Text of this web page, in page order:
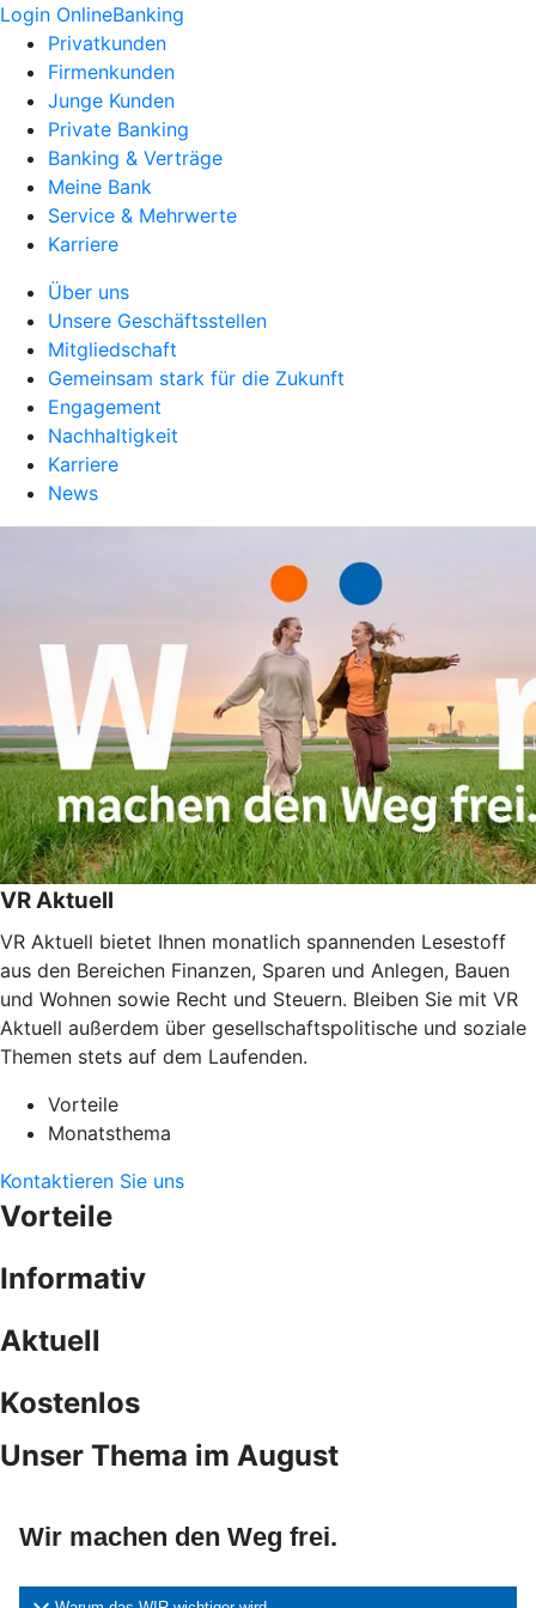
Login OnlineBanking
Privatkunden
Firmenkunden
Junge Kunden
Private Banking
Banking & Verträge
Meine Bank
Service & Mehrwerte
Karriere
Über uns
Unsere Geschäftsstellen
Mitgliedschaft
Gemeinsam stark für die Zukunft
Engagement
Nachhaltigkeit
Karriere
News
VR Aktuell
VR Aktuell bietet Ihnen monatlich spannenden Lesestoff
aus den Bereichen Finanzen, Sparen und Anlegen, Bauen
und Wohnen sowie Recht und Steuern. Bleiben Sie mit VR
Aktuell außerdem über gesellschaftspolitische und soziale
Themen stets auf dem Laufenden.
Vorteile
Monatsthema
Kontaktieren Sie uns
Vorteile
Informativ
Aktuell
Kostenlos
Unser Thema im August